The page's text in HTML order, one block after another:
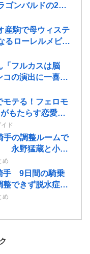
ゴンバルドの2歳
産駒で母ウィステ
るローレルメビウ
「フルカスは脳
の演出に一喜一
」
モテる！フェロモ
もたらす恋愛効
ド
手の調整ルームで
永野猛蔵と小林
に
め
手 9日間の騎乗
整できず脱水症
め